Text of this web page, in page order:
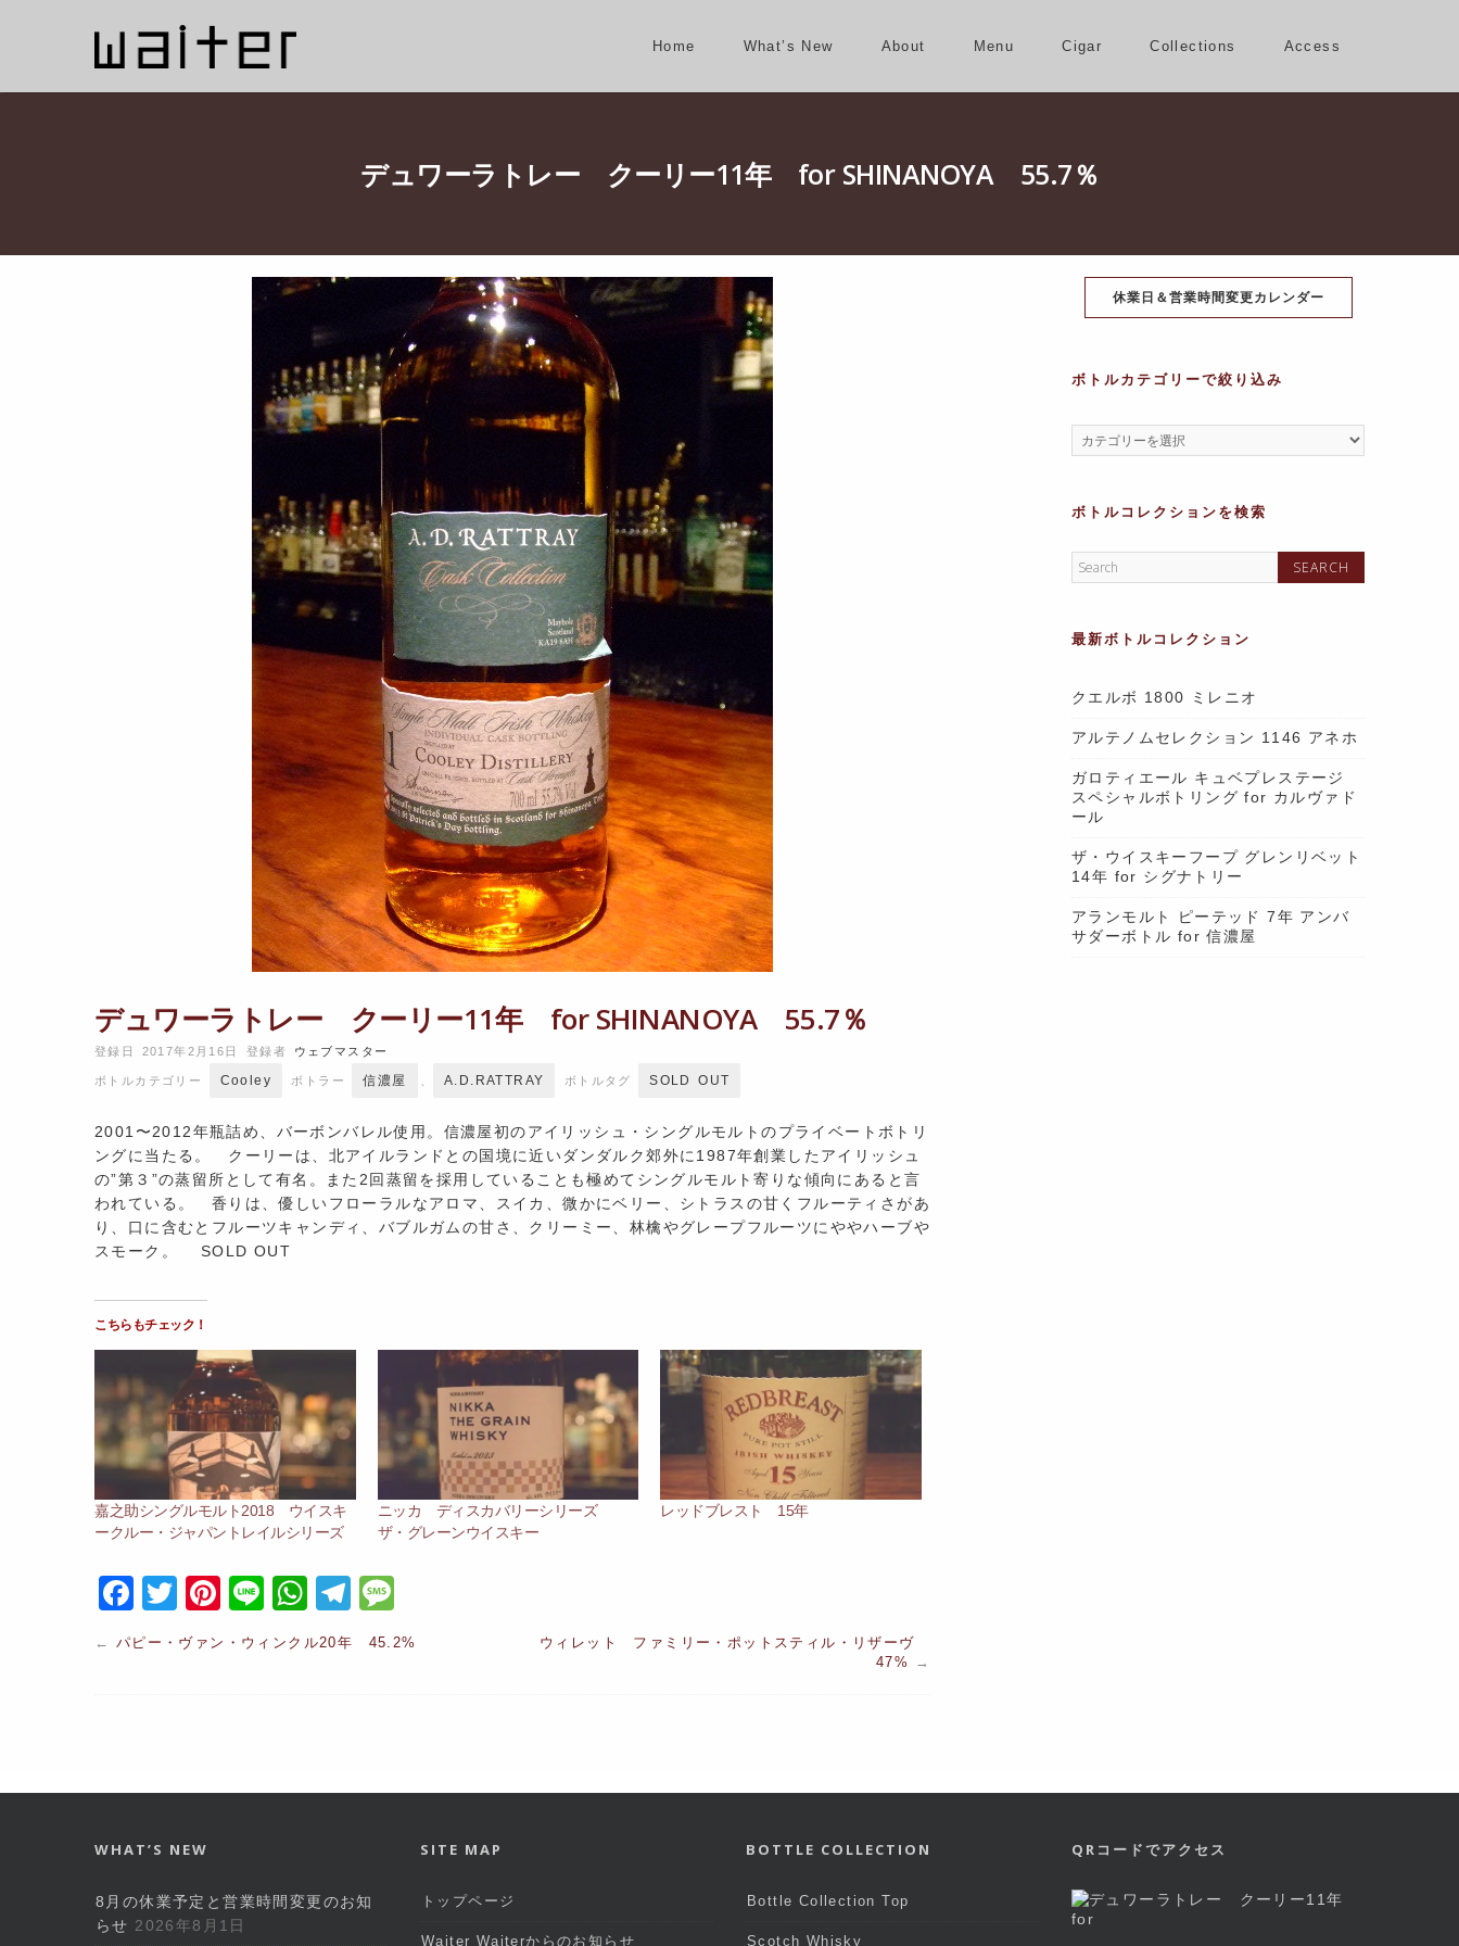
Home What’s New About Menu Cigar Collections Access
デュワーラトレー クーリー11年 for SHINANOYA 55.7％
デュワーラトレー クーリー11年 for SHINANOYA 55.7％
登録日 2017年2月16日 登録者 ウェブマスター
ボトルカテゴリー Cooley ボトラー 信濃屋 A.D.RATTRAY ボトルタグ SOLD OUT
2001〜2012年瓶詰め、バーボンバレル使用。信濃屋初のアイリッシュ・シングルモルトのプライベートボトリ
ングに当たる。 クーリーは、北アイルランドとの国境に近いダンダルク郊外に1987年創業したアイリッシュ
の”第３”の蒸留所として有名。また2回蒸留を採用していることも極めてシングルモルト寄りな傾向にあると言
われている。 香りは、優しいフローラルなアロマ、スイカ、微かにベリー、シトラスの甘くフルーティさがあ
り、口に含むとフルーツキャンディ、バブルガムの甘さ、クリーミー、林檎やグレープフルーツにややハーブや
スモーク。 SOLD OUT
こちらもチェック！
嘉之助シングルモルト2018 ウイスキ
ークルー・ジャパントレイルシリーズ
ニッカ ディスカバリーシリーズ
ザ・グレーンウイスキー
レッドブレスト 15年
F
a
c
o
k
T
w
itt
Pi
nt
er
Li
n
e
W
h
at
p
T
el e
e
← パピー・ヴァン・ウィンクル20年 45.2%
ウィレット ファミリー・ポットスティル・リザーヴ
47%
→
休業日＆営業時間変更カレンダー
ボトルカテゴリーで絞り込み
ボトルコレクションを検索
最新ボトルコレクション
クエルボ 1800 ミレニオ
アルテノムセレクション 1146 アネホ
ガロティエール キュベプレステージ
スペシャルボトリング for カルヴァド
ール
ザ・ウイスキーフープ グレンリベット
14年 for シグナトリー
アランモルト ピーテッド 7年 アンバ
サダーボトル for 信濃屋
WHAT’S NEW
8月の休業予定と営業時間変更のお知
らせ 2026年8月1日
SITE MAP
トップページ
Waiter Waiterからのお知らせ
BOTTLE COLLECTION
Bottle Collection Top
Scotch Whisky
QRコードでアクセス